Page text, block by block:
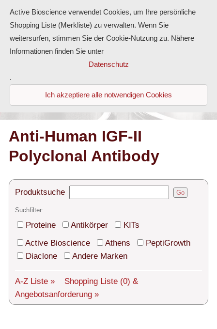
Antikörper
ELISA-Kits
Diaclone Produkte
Home
Kontakt
Versand
Über uns
Service
AGBs
Anti-Human IGF-II
Polyclonal Antibody
Produktsuche Go
Suchfilter:
Proteine Antikörper
KITs
Active Bioscience
Athens
PeptiGrowth
Diaclone
Andere Marken
A-Z Liste » Shopping Liste (0) &
Angebotsanforderung »
Active Bioscience verwendet Cookies, um Ihre persönliche
Shopping Liste (Merkliste) zu verwalten. Wenn Sie
weitersurfen, stimmen Sie der Cookie-Nutzung zu. Nähere
Informationen finden Sie unter
Datenschutz
.
Ich akzeptiere alle notwendigen Cookies